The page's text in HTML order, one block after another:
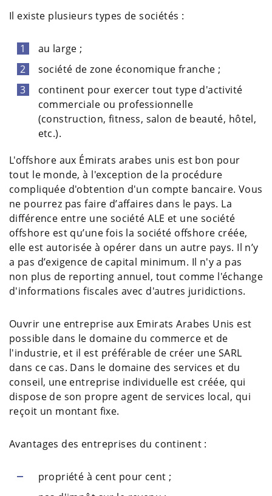
Il existe plusieurs types de sociétés :
au large ;
société de zone économique franche ;
continent pour exercer tout type d'activité
commerciale ou professionnelle
(construction, fitness, salon de beauté, hôtel,
etc.).
L'offshore aux Émirats arabes unis est bon pour
tout le monde, à l'exception de la procédure
compliquée d'obtention d'un compte bancaire. Vous
ne pourrez pas faire d’affaires dans le pays. La
différence entre une société ALE et une société
offshore est qu’une fois la société offshore créée,
elle est autorisée à opérer dans un autre pays. Il n’y
a pas d’exigence de capital minimum. Il n'y a pas
non plus de reporting annuel, tout comme l'échange
d'informations fiscales avec d'autres juridictions.
Ouvrir une entreprise aux Emirats Arabes Unis est
possible dans le domaine du commerce et de
l'industrie, et il est préférable de créer une SARL
dans ce cas. Dans le domaine des services et du
conseil, une entreprise individuelle est créée, qui
dispose de son propre agent de services local, qui
reçoit un montant fixe.
Avantages des entreprises du continent :
propriété à cent pour cent ;